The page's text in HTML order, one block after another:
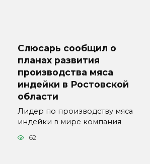
Слюсарь сообщил о
планах развития
производства мяса
индейки в Ростовской
области
Лидер по производству мяса
индейки в мире компания
62